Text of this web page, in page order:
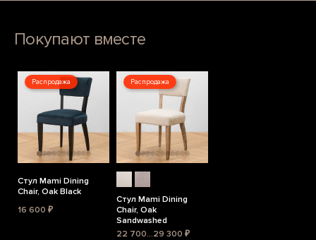
Покупают вместе
Распродажа
Стул Mami Dining
Chair, Oak Black
16 600 ₽
Распродажа
Стул Mami Dining
Chair, Oak
Sandwashed
22 700...29 300 ₽